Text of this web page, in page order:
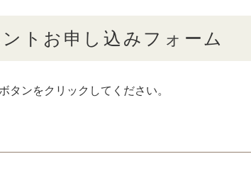
トお申し込みフォーム
タンをクリックしてください。